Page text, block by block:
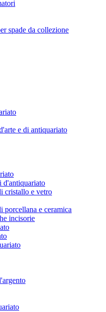
spade da collezione
e di antiquariato
d'antiquariato
cristallo e vetro
porcellana e ceramica
incisorie